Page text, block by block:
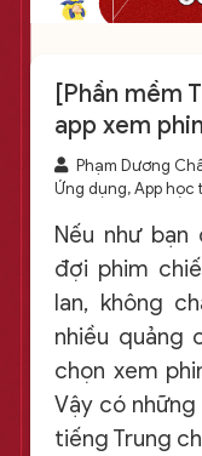
[Phần mềm
app xem
Phạm Dương
Ứng dụng, App học
Nếu như bạn
đợi phim
lan, không
nhiều quảng
chọn xem
Vậy có những
tiếng Trung